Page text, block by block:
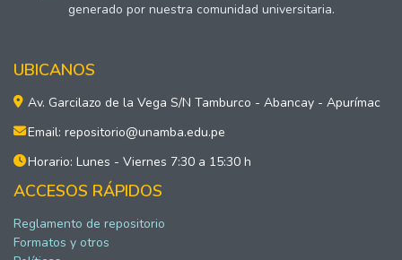
generado por nuestra comunidad universitaria.
UBICANOS
Av. Garcilazo de la Vega S/N Tamburco - Abancay - Apurímac
Email: repositorio@unamba.edu.pe
Horario: Lunes - Viernes 7:30 a 15:30 h
ACCESOS RÁPIDOS
Reglamento de repositorio
Formatos y otros